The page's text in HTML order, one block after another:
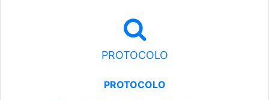
PROTOCOLO
PROTOCOLO